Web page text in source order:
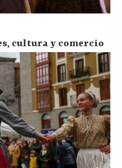
cultura y comercio